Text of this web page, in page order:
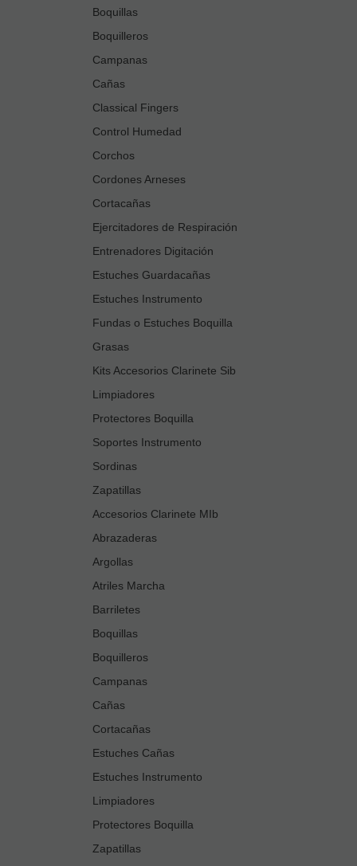
Boquillas
Boquilleros
Campanas
Cañas
Classical Fingers
Control Humedad
Corchos
Cordones Arneses
Cortacañas
Ejercitadores de Respiración
Entrenadores Digitación
Estuches Guardacañas
Estuches Instrumento
Fundas o Estuches Boquilla
Grasas
Kits Accesorios Clarinete Sib
Limpiadores
Protectores Boquilla
Soportes Instrumento
Sordinas
Zapatillas
Accesorios Clarinete MIb
Abrazaderas
Argollas
Atriles Marcha
Barriletes
Boquillas
Boquilleros
Campanas
Cañas
Cortacañas
Estuches Cañas
Estuches Instrumento
Limpiadores
Protectores Boquilla
Zapatillas